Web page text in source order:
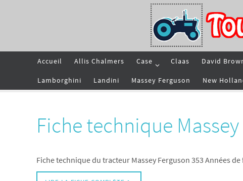
Accueil Allis Chalmers Case Claas David
Lamborghini Landini Massey Ferguson New
Fiche technique
Fiche technique du tracteur Massey Ferguson 353 Années